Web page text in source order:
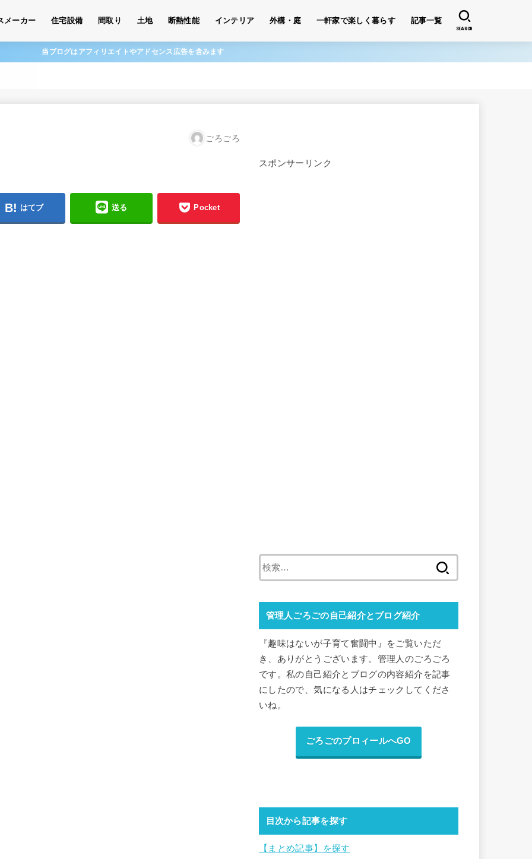
メーカー 住宅設備 間取り 土地 断熱性能 インテリア 外構・庭 一軒家で楽しく暮らす 記事一覧
SEARCH
当ブログはアフィリエイトやアドセンス広告を含みます
ごろごろ
はてブ 送る Pocket
スポンサーリンク
索
管理人ごろごの自己紹介とブログ紹介
『趣味はないが子育て奮闘中』をご覧いただ
き、ありがとうございます。管理人のごろごろ
です。私の自己紹介とブログの内容紹介を記事
にしたので、気になる人はチェックしてくださ
いね。
ごろごのプロィールへGO
目次から記事を探す
【まとめ記事】を探す